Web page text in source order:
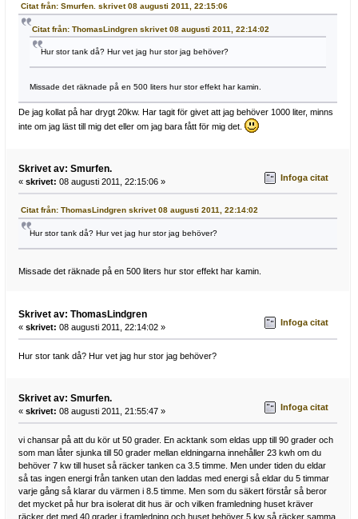
Citat från: Smurfen. skrivet 08 augusti 2011, 22:15:06
Citat från: ThomasLindgren skrivet 08 augusti 2011, 22:14:02
Hur stor tank då? Hur vet jag hur stor jag behöver?
Missade det räknade på en 500 liters hur stor effekt har kamin.
De jag kollat på har drygt 20kw. Har tagit för givet att jag behöver 1000 liter, minns
inte om jag läst till mig det eller om jag bara fått för mig det.
Skrivet av: Smurfen.
« skrivet: 08 augusti 2011, 22:15:06 » Infoga citat
Citat från: ThomasLindgren skrivet 08 augusti 2011, 22:14:02
Hur stor tank då? Hur vet jag hur stor jag behöver?
Missade det räknade på en 500 liters hur stor effekt har kamin.
Skrivet av: ThomasLindgren
« skrivet: 08 augusti 2011, 22:14:02 » Infoga citat
Hur stor tank då? Hur vet jag hur stor jag behöver?
Skrivet av: Smurfen.
« skrivet: 08 augusti 2011, 21:55:47 » Infoga citat
vi chansar på att du kör ut 50 grader. En acktank som eldas upp till 90 grader och
som man låter sjunka till 50 grader mellan eldningarna innehåller 23 kwh om du
behöver 7 kw till huset så räcker tanken ca 3.5 timme. Men under tiden du eldar
så tas ingen energi från tanken utan den laddas med energi så eldar du 5 timmar
varje gång så klarar du värmen i 8.5 timme. Men som du säkert förstår så beror
det mycket på hur bra isolerat dit hus är och vilken framledning huset kräver
räcker det med 40 grader i framledning och huset behöver 5 kw så räcker samma